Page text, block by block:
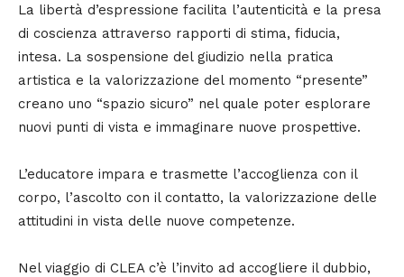
La libertà d’espressione facilita l’autenticità e la presa
di coscienza attraverso rapporti di stima, fiducia,
intesa. La sospensione del giudizio nella pratica
artistica e la valorizzazione del momento “presente”
creano uno “spazio sicuro” nel quale poter esplorare
nuovi punti di vista e immaginare nuove prospettive.
L’educatore impara e trasmette l’accoglienza con il
corpo, l’ascolto con il contatto, la valorizzazione delle
attitudini in vista delle nuove competenze.
Nel viaggio di CLEA c’è l’invito ad accogliere il dubbio,